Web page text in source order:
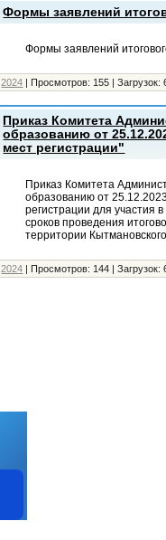
Формы заявлений
Формы заявлений
2024 Просмотров: 155 |Загрузок:
Приказ Комитета
образованию от
мест регистрации"
Приказ Комитета
образованию от
регистрации для участия
сроков проведения
территории
2024 Просмотров: 144 |Загрузок: